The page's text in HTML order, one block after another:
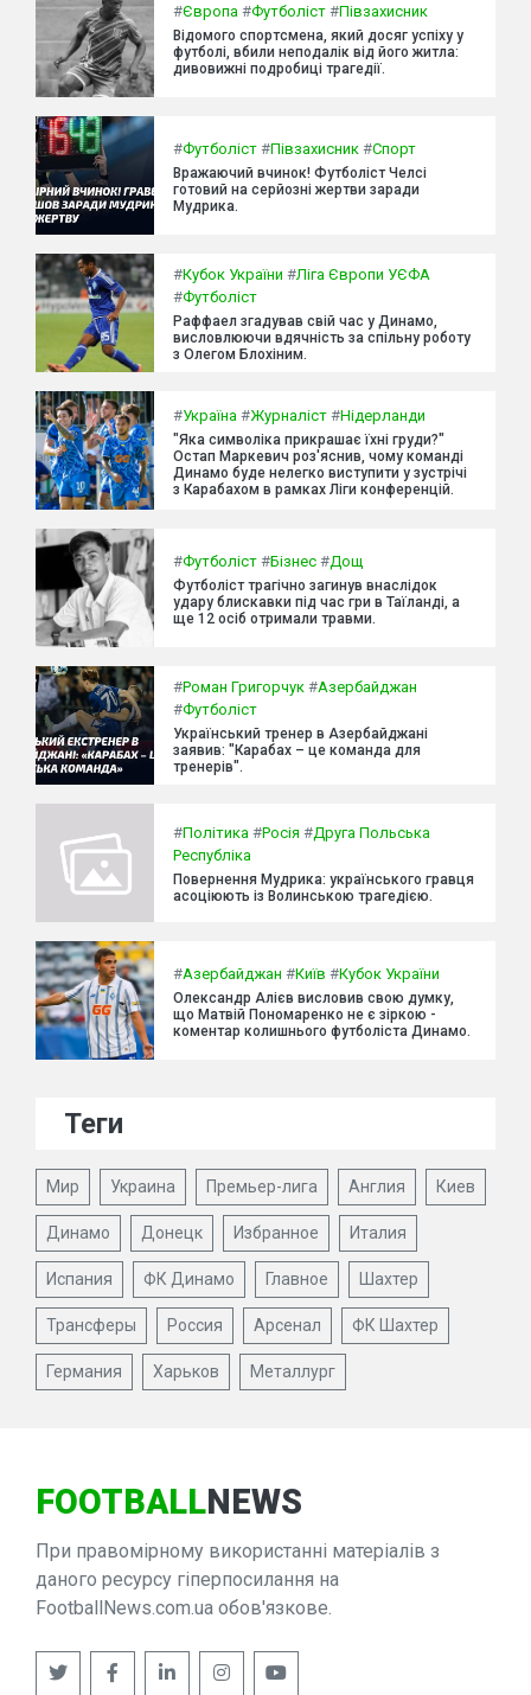
#Європа #Футболіст #Півзахисник
Відомого спортсмена, який досяг успіху у
футболі, вбили неподалік від його житла:
дивовижні подробиці трагедії.
#Футболіст #Півзахисник #Спорт
Вражаючий вчинок! Футболіст Челсі
готовий на серйозні жертви заради
Мудрика.
#Кубок України #Ліга Європи УЄФА
#Футболіст
Раффаел згадував свій час у Динамо,
висловлюючи вдячність за спільну роботу
з Олегом Блохіним.
#Україна #Журналіст #Нідерланди
"Яка символіка прикрашає їхні груди?"
Остап Маркевич роз'яснив, чому команді
Динамо буде нелегко виступити у зустрічі
з Карабахом в рамках Ліги конференцій.
#Футболіст #Бізнес #Дощ
Футболіст трагічно загинув внаслідок
удару блискавки під час гри в Таїланді, а
ще 12 осіб отримали травми.
#Роман Григорчук #Азербайджан
#Футболіст
Український тренер в Азербайджані
заявив: "Карабах – це команда для
тренерів".
#Політика #Росія #Друга Польська
Республіка
Повернення Мудрика: українського гравця
асоціюють із Волинською трагедією.
#Азербайджан #Київ #Кубок України
Олександр Алієв висловив свою думку,
що Матвій Пономаренко не є зіркою -
коментар колишнього футболіста Динамо.
Теги
Мир Украина Премьер-лига Англия Киев
Динамо Донецк Избранное Италия
Испания ФК Динамо Главное Шахтер
Трансферы Россия Арсенал ФК Шахтер
Германия Харьков Металлург
FOOTBALLNEWS
При правомірному використанні матеріалів з
даного ресурсу гіперпосилання на
FootballNews.com.ua обов'язкове.